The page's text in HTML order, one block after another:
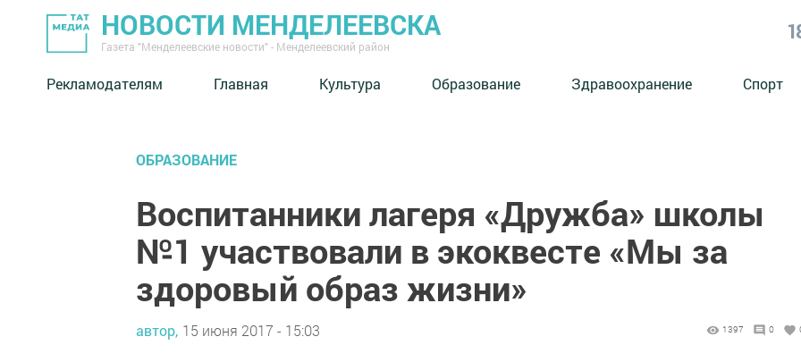
НОВОСТИ МЕНДЕЛЕЕВСКА
Газета "Менделеевские новости" - Менделеевский район
Рекламодателям Главная Культура Образование Здравоохранение Спорт
ОБРАЗОВАНИЕ
Воспитанники лагеря «Дружба» школы
№1 участвовали в экоквесте «Мы за
здоровый образ жизни»
автор, 15 июня 2017 - 15:03 1397 0